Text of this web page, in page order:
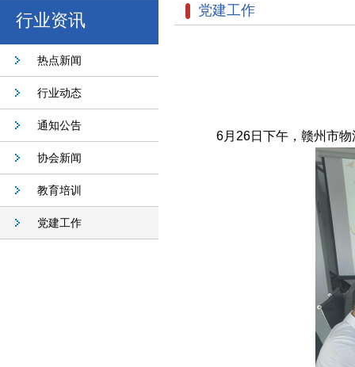
行业资讯
热点新闻
行业动态
通知公告
协会新闻
教育培训
党建工作
党建工作
6月 26日下午， 赣州市物